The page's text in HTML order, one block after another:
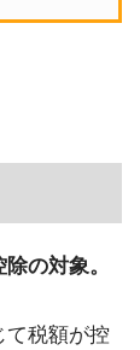
の対象。
て税額が控